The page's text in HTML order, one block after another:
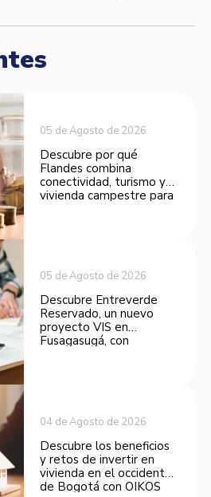
05 de Agosto de 2026
Descubre por qué
Flandes combina
conectividad, turismo y
vivienda campestre para
05 de Agosto de 2026
Descubre Entreverde
Reservado, un nuevo
proyecto VIS en
Fusagasugá, con
04 de Agosto de 2026
Descubre los beneficios
y retos de invertir en
vivienda en el occidente
de Bogotá con OIKOS